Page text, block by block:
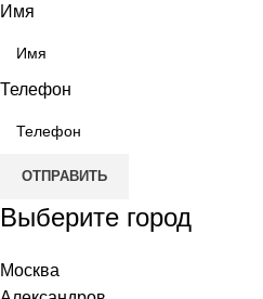
Имя
Телефон
ОТПРАВИТЬ
Выберите город
Москва